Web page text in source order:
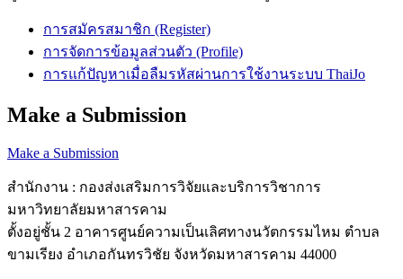
การสมัครสมาชิก (Register)
การจัดการข้อมูลส่วนตัว (Profile)
การแก้ปัญหาเมื่อลืมรหัสผ่านการใช้งานระบบ ThaiJo
Make a Submission
Make a Submission
สำนักงาน : กองส่งเสริมการวิจัยและบริการวิชาการ
มหาวิทยาลัยมหาสารคาม
ตั้งอยู่ชั้น 2 อาคารศูนย์ความเป็นเลิศทางนวัตกรรมไหม ตำบล
ขามเรียง อำเภอกันทรวิชัย จังหวัดมหาสารคาม 44000